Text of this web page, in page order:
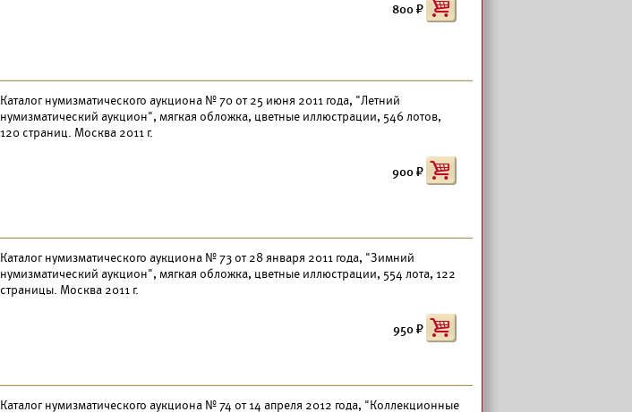
800
Каталог нумизматического аукциона № 70 от 25 июня 2011 года, "Летний
нумизматический аукцион", мягкая обложка, цветные иллюстрации, 546 лотов,
120 страниц. Москва 2011 г.
900
Каталог нумизматического аукциона № 73 от 28 января 2011 года, "Зимний
нумизматический аукцион", мягкая обложка, цветные иллюстрации, 554 лота, 122
страницы. Москва 2011 г.
950
Каталог нумизматического аукциона № 74 от 14 апреля 2012 года, "Коллекционные